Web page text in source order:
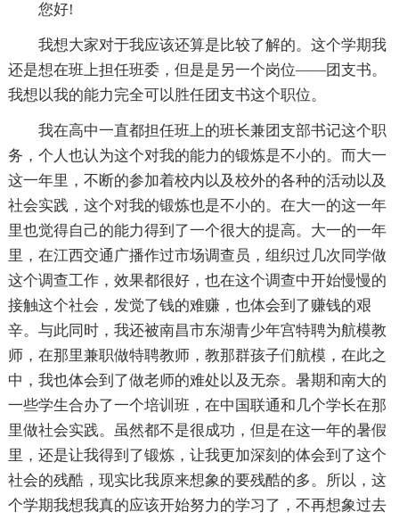
您好!
我想大家对于我应该还算是比较了解的。这个学期我
还是想在班上担任班委，但是是另一个岗位——团支书。
我想以我的能力完全可以胜任团支书这个职位。
我在高中一直都担任班上的班长兼团支部书记这个职
务，个人也认为这个对我的能力的锻炼是不小的。而大一
这一年里，不断的参加着校内以及校外的各种的活动以及
社会实践，这个对我的锻炼也是不小的。在大一的这一年
里也觉得自己的能力得到了一个很大的提高。大一的一年
里，在江西交通广播作过市场调查员，组织过几次同学做
这个调查工作，效果都很好，也在这个调查中开始慢慢的
接触这个社会，发觉了钱的难赚，也体会到了赚钱的艰
辛。与此同时，我还被南昌市东湖青少年宫特聘为航模教
师，在那里兼职做特聘教师，教那群孩子们航模，在此之
中，我也体会到了做老师的难处以及无奈。暑期和南大的
一些学生合办了一个培训班，在中国联通和几个学长在那
里做社会实践。虽然都不是很成功，但是在这一年的暑假
里，还是让我得到了锻炼，让我更加深刻的体会到了这个
社会的残酷，现实比我原来想象的要残酷的多。所以，这
个学期我想我真的应该开始努力的学习了，不再想象过去